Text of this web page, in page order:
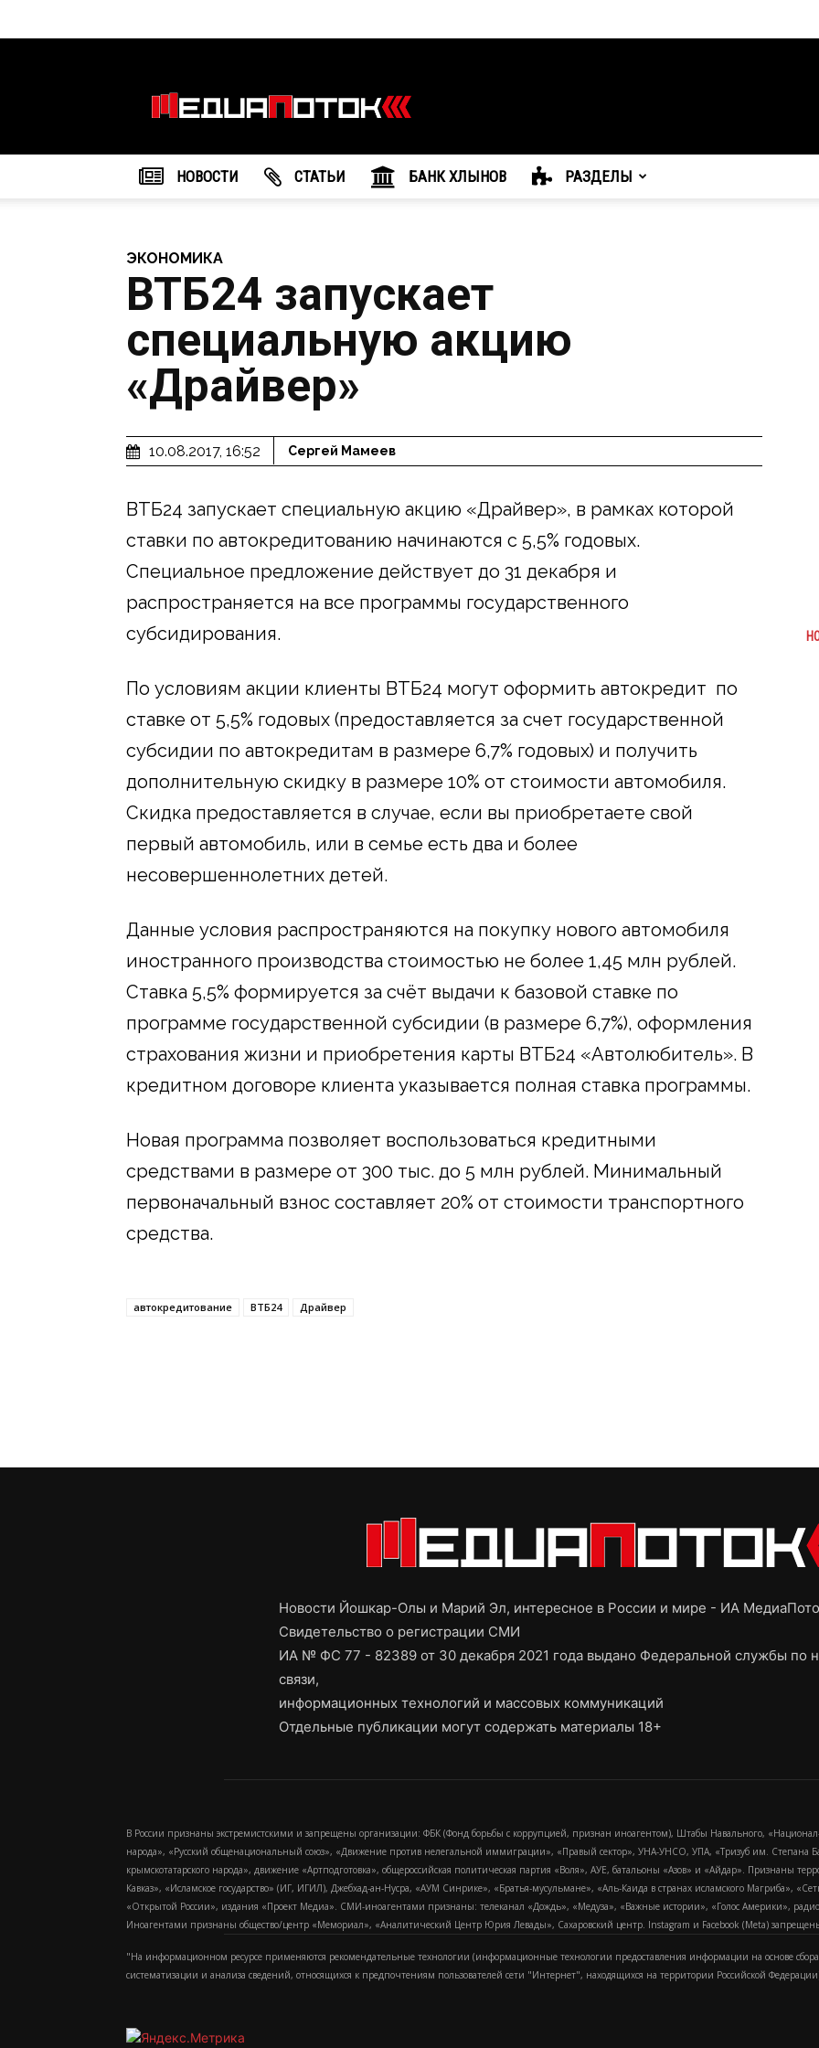
агентство
"МедиаПоток"
НОВОСТИ CТАТЬИ БАНК ХЛЫНОВ РАЗДЕЛЫ
ЭКОНОМИКА
ВТБ24 запускает
специальную акцию
«Драйвер»
10.08.2017, 16:52 Сергей Мамеев
ВТБ24 запускает специальную акцию «Драйвер», в рамках которой
ставки по автокредитованию начинаются с 5,5% годовых.
Специальное предложение действует до 31 декабря и
распространяется на все программы государственного
субсидирования.
По условиям акции клиенты ВТБ24 могут оформить автокредит по
ставке от 5,5% годовых (предоставляется за счет государственной
субсидии по автокредитам в размере 6,7% годовых) и получить
дополнительную скидку в размере 10% от стоимости автомобиля.
Скидка предоставляется в случае, если вы приобретаете свой
первый автомобиль, или в семье есть два и более
несовершеннолетних детей.
Данные условия распространяются на покупку нового автомобиля
иностранного производства стоимостью не более 1,45 млн рублей.
Ставка 5,5% формируется за счёт выдачи к базовой ставке по
программе государственной субсидии (в размере 6,7%), оформления
страхования жизни и приобретения карты ВТБ24 «Автолюбитель». В
кредитном договоре клиента указывается полная ставка программы.
Новая программа позволяет воспользоваться кредитными
средствами в размере от 300 тыс. до 5 млн рублей. Минимальный
первоначальный взнос составляет 20% от стоимости транспортного
средства.
автокредитование ВТБ24 Драйвер
Новости Йошкар-Олы и Марий Эл, интересное в России и мире - ИА
Свидетельство о регистрации СМИ
ИА № ФС 77 - 82389 от 30 декабря 2021 года выдано Федеральной службы по
связи,
информационных технологий и массовых коммуникаций
Отдельные публикации могут содержать материалы 18+
В России признаны экстремистскими и запрещены организации: ФБК (Фонд борьбы с коррупцией, признан иноагентом), Штабы Навального,
народа», «Русский общенациональный союз», «Движение против нелегальной иммиграции», «Правый сектор», УНА-УНСО, УПА, «Тризуб им.
крымскотатарского народа», движение «Артподготовка», общероссийская политическая партия «Воля», АУЕ, батальоны «Азов» и «Айдар». Признаны
Кавказ», «Исламское государство» (ИГ, ИГИЛ), Джебхад-ан-Нусра, «АУМ Синрике», «Братья-мусульмане», «Аль-Каида в странах исламского Магриба»,
«Открытой России», издания «Проект Медиа». СМИ-иноагентами признаны: телеканал «Дождь», «Медуза», «Важные истории», «Голос Америки»,
Иноагентами признаны общество/центр «Мемориал», «Аналитический Центр Юрия Левады», Сахаровский центр. Instagram и Facebook (Metа)
"На информационном ресурсе применяются рекомендательные технологии (информационные технологии предоставления информации на основе
систематизации и анализа сведений, относящихся к предпочтениям пользователей сети "Интернет", находящихся на территории Российской